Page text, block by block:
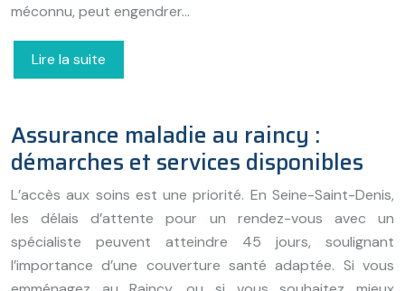
méconnu, peut engendrer…
Lire la suite
Assurance maladie au raincy :
démarches et services disponibles
L’accès aux soins est une priorité. En Seine-Saint-Denis,
les délais d’attente pour un rendez-vous avec un
spécialiste peuvent atteindre 45 jours, soulignant
l’importance d’une couverture santé adaptée. Si vous